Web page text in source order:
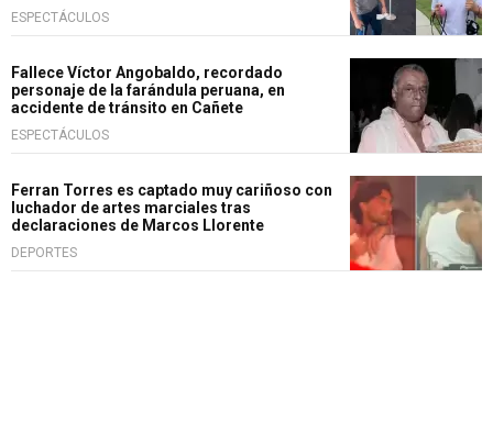
ESPECTÁCULOS
Fallece Víctor Angobaldo, recordado
personaje de la farándula peruana, en
accidente de tránsito en Cañete
ESPECTÁCULOS
Ferran Torres es captado muy cariñoso con
luchador de artes marciales tras
declaraciones de Marcos Llorente
DEPORTES